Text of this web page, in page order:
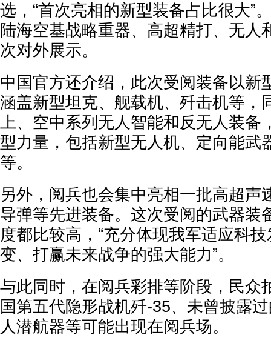
选，“首次亮相的新型装备占比很大”
陆海空基战略重器、高超精打、无人
次对外展示。
中国官方还介绍，此次受阅装备以新
涵盖新型坦克、舰载机、歼击机等，
上、空中系列无人智能和反无人装备
型力量，包括新型无人机、定向能武
等。
另外，阅兵也会集中亮相一批高超声
导弹等先进装备。这次受阅的武器装
度都比较高，“充分体现我军适应科
变、打赢未来战争的强大能力”。
与此同时，在阅兵彩排等阶段，民众
国第五代隐形战机歼-35、未曾披露
人潜航器等可能出现在阅兵场。